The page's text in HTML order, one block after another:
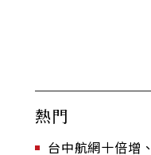
熱門
台中航網十倍增